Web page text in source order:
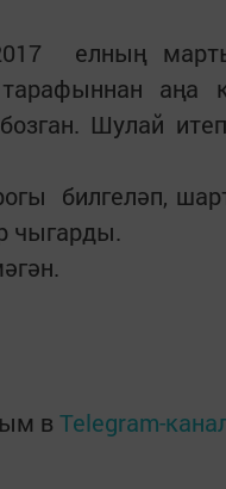
елның
аңа
Шулай
билгеләп,
чыгарды.
в Telegram-